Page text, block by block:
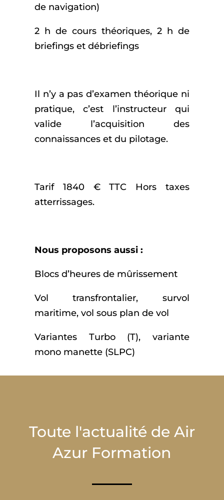
de navigation)
2 h de cours théoriques, 2 h de
briefings et débriefings
Il n’y a pas d’examen théorique ni
pratique, c’est l’instructeur qui
valide l’acquisition des
connaissances et du pilotage.
Tarif 1840 € TTC Hors taxes
atterrissages.
Nous proposons aussi :
Blocs d’heures de mûrissement
Vol transfrontalier, survol
maritime, vol sous plan de vol
Variantes Turbo (T), variante
mono manette (SLPC)
Toute l'actualité de Air
Azur Formation